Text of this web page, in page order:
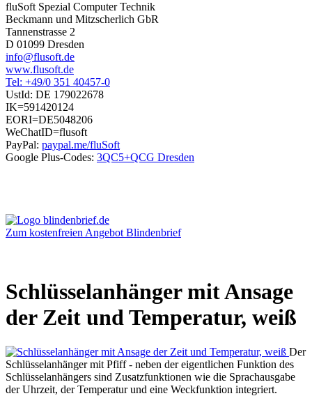
fluSoft Spezial Computer Technik
Beckmann und Mitzscherlich GbR
Tannenstrasse 2
D 01099 Dresden
info@flusoft.de
www.flusoft.de
Tel: +49/0 351 40457-0
UstId: DE 179022678
IK=591420124
EORI=DE5048206
WeChatID=flusoft
PayPal: paypal.me/fluSoft
Google Plus-Codes: 3QC5+QCG Dresden
Zum kostenfreien Angebot Blindenbrief
Schlüsselanhänger mit Ansage
der Zeit und Temperatur, weiß
Der
Schlüsselanhänger mit Pfiff - neben der eigentlichen Funktion des
Schlüsselanhängers sind Zusatzfunktionen wie die Sprachausgabe
der Uhrzeit, der Temperatur und eine Weckfunktion integriert.